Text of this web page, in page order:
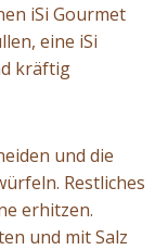
iSi Gourmet
eine iSi
kräftig
und die
Restliches
erhitzen.
und mit Salz